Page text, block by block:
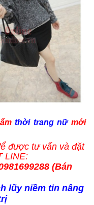
thời trang nữ mới
được tư vấn và đặt
LINE:
(Bán
lũy niềm tin nâng